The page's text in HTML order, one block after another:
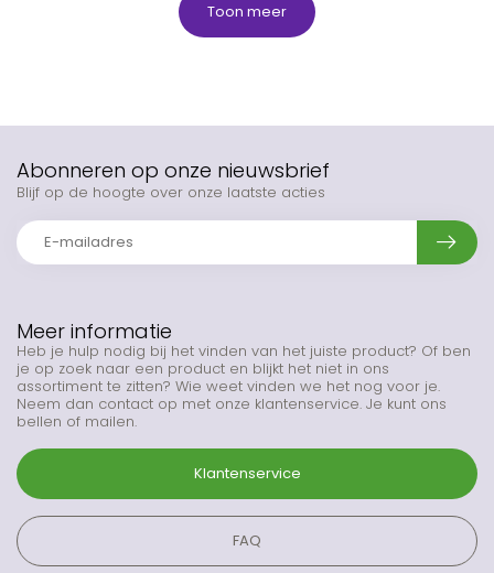
Toon meer
Meer informatie
Heb je hulp nodig bij het vinden van het juiste product? Of ben
je op zoek naar een product en blijkt het niet in ons
assortiment te zitten? Wie weet vinden we het nog voor je.
Neem dan contact op met onze klantenservice. Je kunt ons
bellen of mailen.
Klantenservice
FAQ
Abonneren op onze nieuwsbrief
Blijf op de hoogte over onze laatste acties